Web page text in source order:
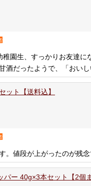
稚園生、すっかりお友達
だったようで、「おいし
ット【送料込】
。値段が上がったのが残念
パー 40g×3本セット【2個